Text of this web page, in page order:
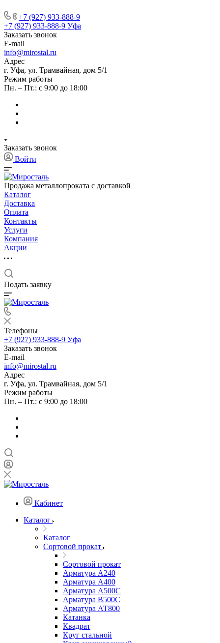
+7 (927) 933-888-9
+7 (927) 933-888-9 Уфа
Заказать звонок
E-mail
info@mirostal.ru
Адрес
г. Уфа, ул. Трамвайная, дом 5/1
Режим работы
Пн. – Пт.: с 9:00 до 18:00
Заказать звонок
Войти
Продажа металлопроката с доставкой
Каталог
Доставка
Оплата
Контакты
Услуги
Компания
Акции
Подать заявку
Телефоны
+7 (927) 933-888-9 Уфа
Заказать звонок
E-mail
info@mirostal.ru
Адрес
г. Уфа, ул. Трамвайная, дом 5/1
Режим работы
Пн. – Пт.: с 9:00 до 18:00
Кабинет
Каталог
Каталог
Сортовой прокат
Сортовой прокат
Арматура А240
Арматура А400
Арматура А500C
Арматура В500С
Арматура АТ800
Катанка
Квадрат
Круг стальной